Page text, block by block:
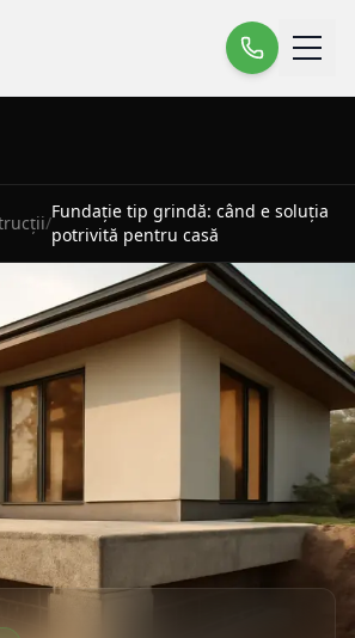
/
Fundație tip grindă: când e soluția
potrivită pentru casă